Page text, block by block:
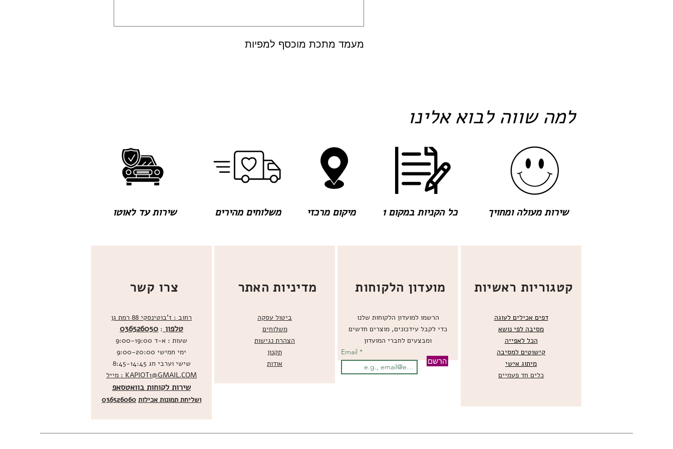
מעמד מתכת מוכסף למפיות
שירות עד לאוטו משלוחים מהירים
למה שווה לבוא אלינו
מיקום מרכזי כל הקניות במקום 1 שירות מעולה ומחויך
צרו קשר
רחוב : ז'בוטינסקי 88 רמת גן
טלפון :
036526050
שעות : א-ד 9:00-19:00
ימי חמישי 9:00-20:00
שישי וערבי חג 8:45-14:45
מייל : KAPIOT1@GMAIL.COM
שירות לקוחות בוואטסאפ
ושליחת תמונות אכילות 036526060
מדיניות האתר
ביטול עסקה
משלוחים
הצהרת נגישות
תקנון
אודות
מועדון הלקוחות
הרשמו למועדון הלקוחות שלנו
כדי לקבל עידכונים, מוצרים חדשים
ומבצעים לחברי המועדון
קטגוריות ראשיות
דפים אכילים לעוגה
מסיבה לפי נושא
הכל לאפייה
קישוטים למסיבה
מיתוג אישי
כלים חד פעמיים
Email
הרשם